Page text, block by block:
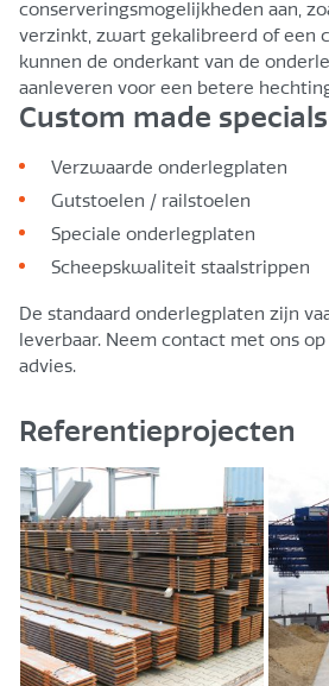
Rp PT/180/2 400/340/
Rp PT/180/4 400/340/
Rpb 1/110 345/285/127x110
Rpb 1/160 345/285/127x160
345/285/127/
Rp 01/01/160 345/285/127/
Rph 1/210 345/285/
Rph 1/210 345/285/
Rph 1/210 FVZ 345/285/
Sto rugplaten
345/350/
conserveringsmogelijkheden aan,
verzinkt, zwart gekalibreerd of een
kunnen de onderkant van de
aanleveren voor een betere
Custom made specials
Verzwaarde onderlegplaten
Gutstoelen / railstoelen
Speciale onderlegplaten
Scheepskwaliteit staalstrippen
De standaard onderlegplaten zijn
leverbaar. Neem contact met ons
advies.
Referentieprojecten